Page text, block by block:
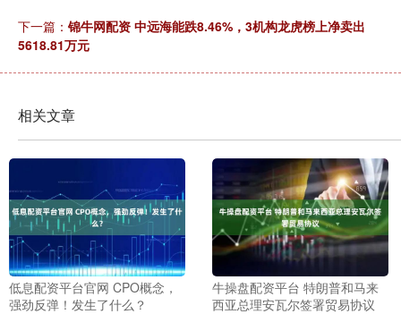
下一篇： 锦牛网配资 中远海能跌8.46%，3机构龙虎榜上净卖出
5618.81万元
相关文章
低息配资平台官网 CPO概念，
强劲反弹！发生了什么？
牛操盘配资平台 特朗普和马来
西亚总理安瓦尔签署贸易协议